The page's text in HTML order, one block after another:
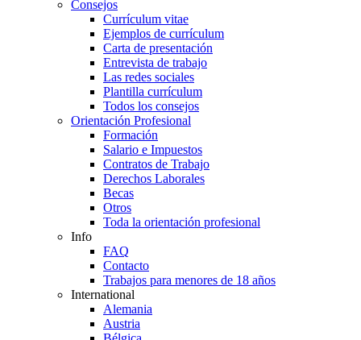
Consejos
Currículum vitae
Ejemplos de currículum
Carta de presentación
Entrevista de trabajo
Las redes sociales
Plantilla currículum
Todos los consejos
Orientación Profesional
Formación
Salario e Impuestos
Contratos de Trabajo
Derechos Laborales
Becas
Otros
Toda la orientación profesional
Info
FAQ
Contacto
Trabajos para menores de 18 años
International
Alemania
Austria